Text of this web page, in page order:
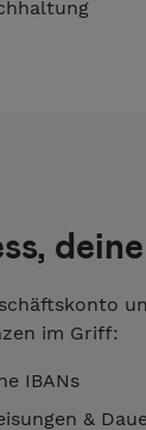
im Griff:
IBANs
&